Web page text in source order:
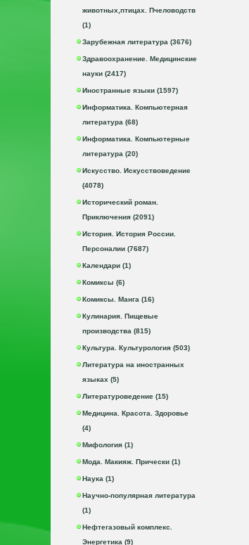
животных,птицах. Пчеловодств
(1)
Зарубежная литература (3676)
Здравоохранение. Медицинские
науки (2417)
Иностранные языки (1597)
Информатика. Компьютерная
литература (68)
Информатика. Компьютерные
литература (20)
Искусство. Искусствоведение
(4078)
Исторический роман.
Приключения (2091)
История. История России.
Персоналии (7687)
Календари (1)
Комиксы (6)
Комиксы. Манга (16)
Кулинария. Пищевые
производства (815)
Культура. Культурология (503)
Литература на иностранных
языках (5)
Литературоведение (15)
Медицина. Красота. Здоровье
(4)
Мифология (1)
Мода. Макияж. Прически (1)
Наука (1)
Научно-популярная литература
(1)
Нефтегазовый комплекс.
Энергетика (9)